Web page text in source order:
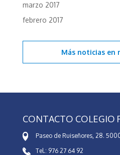
marzo 2017
febrero 2017
Más noticias en
CONTACTO COLEGIO
Paseo de Ruiseñores, 28.
Tel.: 976 27 64 92